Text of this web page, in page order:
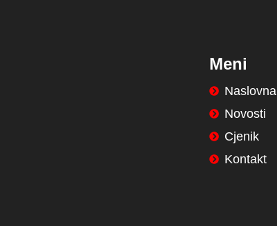
Meni
Naslovna
Novosti
Cjenik
Kontakt